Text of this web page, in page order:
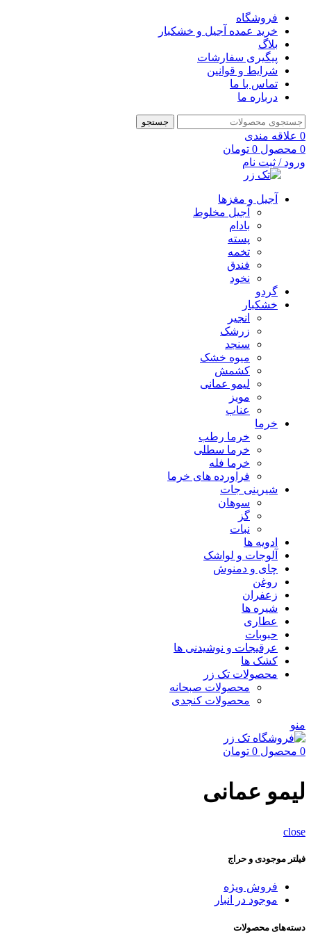
فروشگاه
خرید عمده آجیل و خشکبار
بلاگ
پیگیری سفارشات
شرایط و قوانین
تماس با ما
درباره ما
جستجو
0 علاقه مندی
0 محصول 0 تومان
ورود / ثبت نام
آجیل و مغزها
آجیل مخلوط
بادام
پسته
تخمه
فندق
نخود
گردو
خشکبار
انجیر
زرشک
سنجد
میوه خشک
کشمش
لیمو عمانی
مویز
عناب
خرما
خرما رطب
خرما سطلی
خرما فله
فراورده های خرما
شیرینی جات
سوهان
گز
نبات
ادویه ها
آلوجات و لواشک
چای و دمنوش
روغن
زعفران
شیره ها
عطاری
حبوبات
عرقیجات و نوشیدنی ها
کشک ها
محصولات تک زر
محصولات صبحانه
محصولات کنجدی
منو
0 محصول 0 تومان
لیمو عمانی
close
فیلتر موجودی و حراج
فروش ویژه
موجود در انبار
دسته‌های محصولات